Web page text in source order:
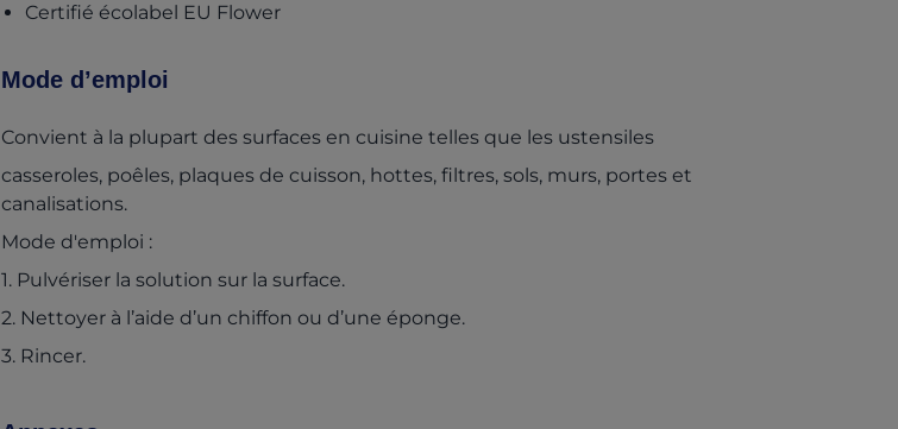
Certifié écolabel EU Flower
Mode d’emploi
Convient à la plupart des surfaces en cuisine telles que les ustensiles
casseroles, poêles, plaques de cuisson, hottes, filtres, sols, murs, portes et
canalisations.
Mode d'emploi :
1. Pulvériser la solution sur la surface.
2. Nettoyer à l’aide d’un chiffon ou d’une éponge.
3. Rincer.